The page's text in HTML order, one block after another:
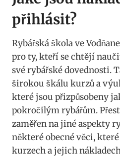
přihlásit?
Rybářská škola ve
pro ty, kteří se ⁢chtějí
své rybářské dovednosti.
širokou škálu kurzů a
které jsou ⁢přizpůsobeny
pokročilým rybářům.
zaměřen na jiné aspekty⁢
některé obecné ‍věci,
⁤kurzech a jejich